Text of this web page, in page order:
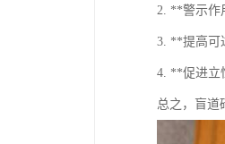
2. **警示作
3. **提高可
4. **促进立
总之，盲道